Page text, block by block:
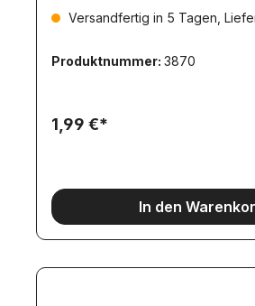
Versandfertig in 5 Tagen,
Produktnummer: 3870
1,99 €*
In den